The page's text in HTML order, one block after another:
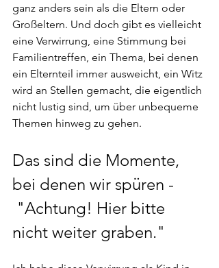
ganz anders sein als die Eltern oder
Großeltern. Und doch gibt es vielleicht
eine Verwirrung, eine Stimmung bei
Familientreffen, ein Thema, bei denen
ein Elternteil immer ausweicht, ein Witz
wird an Stellen gemacht, die eigentlich
nicht lustig sind, um über unbequeme
Themen hinweg zu gehen.
Das sind die Momente,
bei denen wir spüren -
nicht weiter graben."